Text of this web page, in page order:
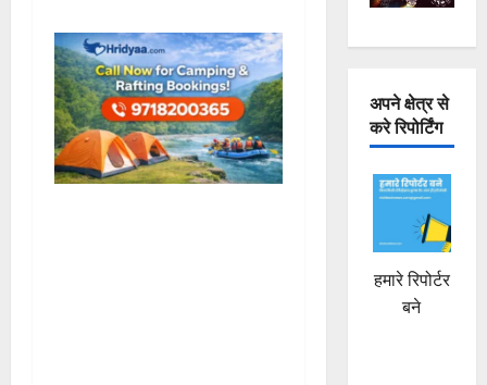
अपने क्षेत्र से
करे रिपोर्टिंग
हमारे रिपोर्टर
बने